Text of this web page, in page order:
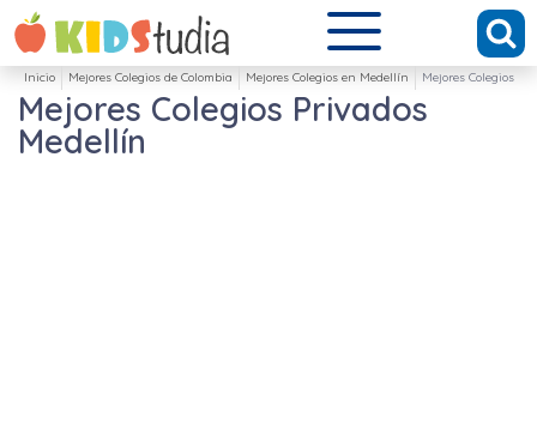
Inicio Mejores Colegios de Colombia Mejores Colegios en Medellín Mejores Colegios
Mejores Colegios Privados
Medellín